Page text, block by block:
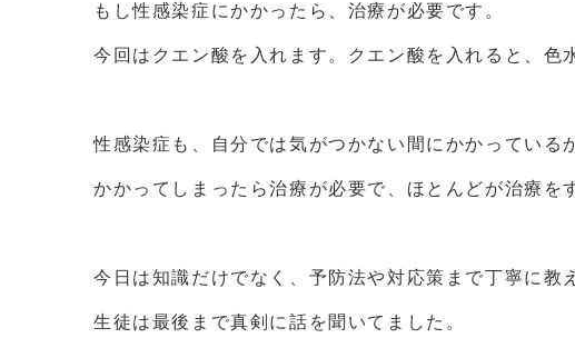
もし性感染症にかかったら、治療が必要です。
今回はクエン酸を入れます。クエン酸を入れると、色
性感染症も、自分では気がつかない間にかかっている
かかってしまったら治療が必要で、ほとんどが治療を
今日は知識だけでなく、予防法や対応策まで丁寧に教
生徒は最後まで真剣に話を聞いてました。